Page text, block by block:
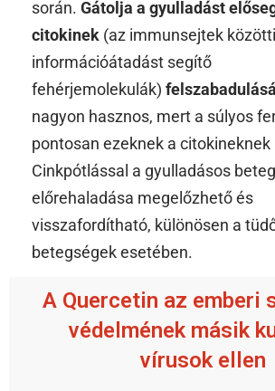
során. Gátolja a gyulladást
citokinek (az immunsejtek közötti
információátadást segítő
fehérjemolekulák)
nagyon hasznos, mert a súlyos
pontosan ezeknek a
Cinkpótlással a gyulladásos
előrehaladása megelőzhető és
visszafordítható, különösen a
betegségek esetében.
A Quercetin az emberi
védelmének másik
vírusok ellen